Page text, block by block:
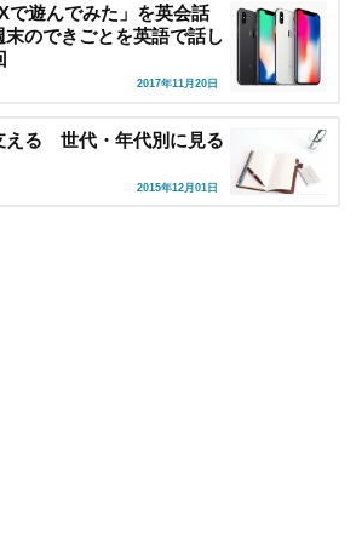
で遊んでみた」を英会話
のできごとを英語で話し
2017年11月20日
える 世代・年代別に見る
2015年12月01日